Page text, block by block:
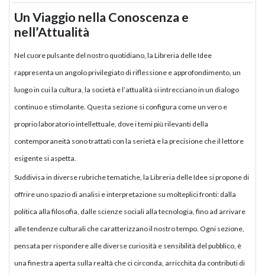
Un Viaggio nella Conoscenza e
nell’Attualità
Nel cuore pulsante del nostro quotidiano, la Libreria delle Idee
rappresenta un angolo privilegiato di riflessione e approfondimento, un
luogo in cui la cultura, la società e l’attualità si intrecciano in un dialogo
continuo e stimolante. Questa sezione si configura come un vero e
proprio laboratorio intellettuale, dove i temi più rilevanti della
contemporaneità sono trattati con la serietà e la precisione che il lettore
esigente si aspetta.
Suddivisa in diverse rubriche tematiche, la Libreria delle Idee si propone di
offrire uno spazio di analisi e interpretazione su molteplici fronti: dalla
politica alla filosofia, dalle scienze sociali alla tecnologia, fino ad arrivare
alle tendenze culturali che caratterizzano il nostro tempo. Ogni sezione,
pensata per rispondere alle diverse curiosità e sensibilità del pubblico, è
una finestra aperta sulla realtà che ci circonda, arricchita da contributi di